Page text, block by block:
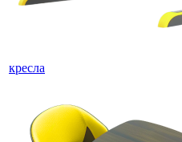
кресла